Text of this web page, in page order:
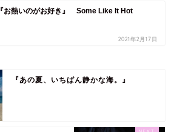
『お熱いのがお好き』 Some Like It Hot
2021年2月17日
『あの夏、いちばん静かな海。』